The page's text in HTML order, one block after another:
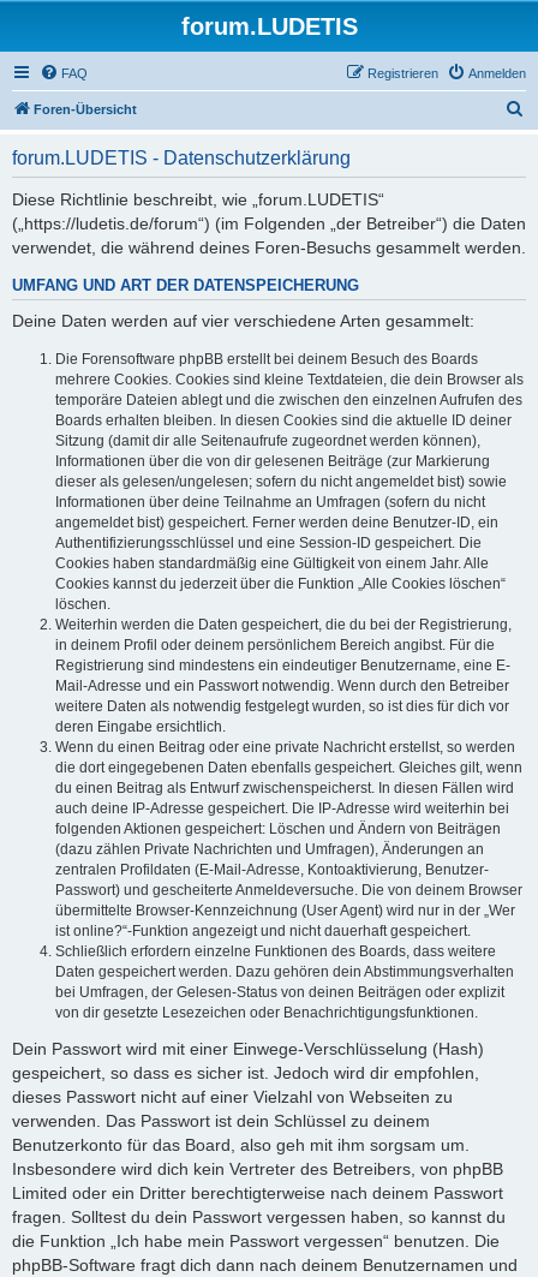
forum.LUDETIS
FAQ Anmelden
Registrieren
Foren-Übersicht
forum.LUDETIS - Datenschutzerklärung
Diese Richtlinie beschreibt, wie „forum.LUDETIS“
(„https://ludetis.de/forum“) (im Folgenden „der Betreiber“) die Daten
verwendet, die während deines Foren-Besuchs gesammelt werden.
UMFANG UND ART DER DATENSPEICHERUNG
Deine Daten werden auf vier verschiedene Arten gesammelt:
Die Forensoftware phpBB erstellt bei deinem Besuch des Boards
mehrere Cookies. Cookies sind kleine Textdateien, die dein Browser als
temporäre Dateien ablegt und die zwischen den einzelnen Aufrufen des
Boards erhalten bleiben. In diesen Cookies sind die aktuelle ID deiner
Sitzung (damit dir alle Seitenaufrufe zugeordnet werden können),
Informationen über die von dir gelesenen Beiträge (zur Markierung
dieser als gelesen/ungelesen; sofern du nicht angemeldet bist) sowie
Informationen über deine Teilnahme an Umfragen (sofern du nicht
angemeldet bist) gespeichert. Ferner werden deine Benutzer-ID, ein
Authentifizierungsschlüssel und eine Session-ID gespeichert. Die
Cookies haben standardmäßig eine Gültigkeit von einem Jahr. Alle
Cookies kannst du jederzeit über die Funktion „Alle Cookies löschen“
löschen.
Weiterhin werden die Daten gespeichert, die du bei der Registrierung,
in deinem Profil oder deinem persönlichem Bereich angibst. Für die
Registrierung sind mindestens ein eindeutiger Benutzername, eine E-
Mail-Adresse und ein Passwort notwendig. Wenn durch den Betreiber
weitere Daten als notwendig festgelegt wurden, so ist dies für dich vor
deren Eingabe ersichtlich.
Wenn du einen Beitrag oder eine private Nachricht erstellst, so werden
die dort eingegebenen Daten ebenfalls gespeichert. Gleiches gilt, wenn
du einen Beitrag als Entwurf zwischenspeicherst. In diesen Fällen wird
auch deine IP-Adresse gespeichert. Die IP-Adresse wird weiterhin bei
folgenden Aktionen gespeichert: Löschen und Ändern von Beiträgen
(dazu zählen Private Nachrichten und Umfragen), Änderungen an
zentralen Profildaten (E-Mail-Adresse, Kontoaktivierung, Benutzer-
Passwort) und gescheiterte Anmeldeversuche. Die von deinem Browser
übermittelte Browser-Kennzeichnung (User Agent) wird nur in der „Wer
ist online?“-Funktion angezeigt und nicht dauerhaft gespeichert.
Schließlich erfordern einzelne Funktionen des Boards, dass weitere
Daten gespeichert werden. Dazu gehören dein Abstimmungsverhalten
bei Umfragen, der Gelesen-Status von deinen Beiträgen oder explizit
von dir gesetzte Lesezeichen oder Benachrichtigungsfunktionen.
Dein Passwort wird mit einer Einwege-Verschlüsselung (Hash)
gespeichert, so dass es sicher ist. Jedoch wird dir empfohlen,
dieses Passwort nicht auf einer Vielzahl von Webseiten zu
verwenden. Das Passwort ist dein Schlüssel zu deinem
Benutzerkonto für das Board, also geh mit ihm sorgsam um.
Insbesondere wird dich kein Vertreter des Betreibers, von phpBB
Limited oder ein Dritter berechtigterweise nach deinem Passwort
fragen. Solltest du dein Passwort vergessen haben, so kannst du
die Funktion „Ich habe mein Passwort vergessen“ benutzen. Die
phpBB-Software fragt dich dann nach deinem Benutzernamen und